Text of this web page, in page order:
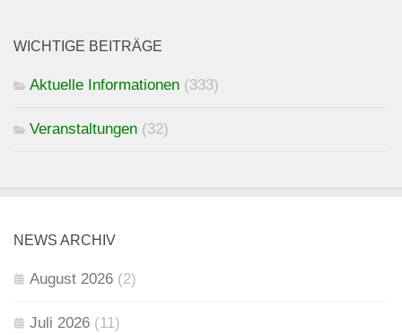
WICHTIGE BEITRÄGE
Aktuelle Informationen (333)
Veranstaltungen (32)
NEWS ARCHIV
August 2026 (2)
Juli 2026 (11)